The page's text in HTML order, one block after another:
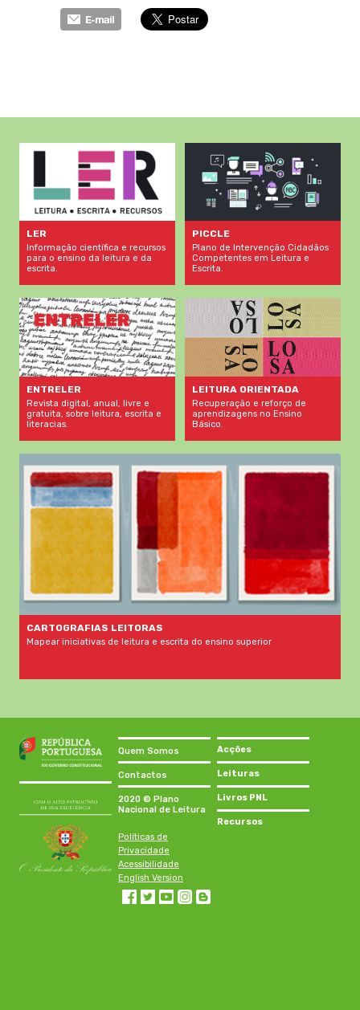
LER
Informação científica e recursos
para o ensino da leitura e da
escrita.
PICCLE
Plano de Intervenção Cidadãos
Competentes em Leitura e
Escrita.
ENTRELER
Revista digital, anual, livre e
gratuita, sobre leitura, escrita e
literacias.
LEITURA ORIENTADA
Recuperação e reforço de
aprendizagens no Ensino
Básico.
CARTOGRAFIAS LEITORAS
Mapear iniciativas de leitura e escrita do ensino superior
Quem Somos
Contactos
2020 © Plano
Nacional de Leitura
Políticas de
Privacidade
Acessibilidade
English Version
Acções
Leituras
Livros PNL
Recursos